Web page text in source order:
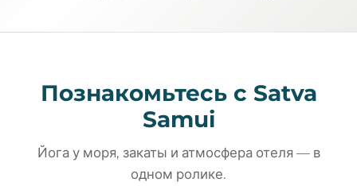
Познакомьтесь с Satva
Samui
Йога у моря, закаты и атмосфера отеля — в
одном ролике.